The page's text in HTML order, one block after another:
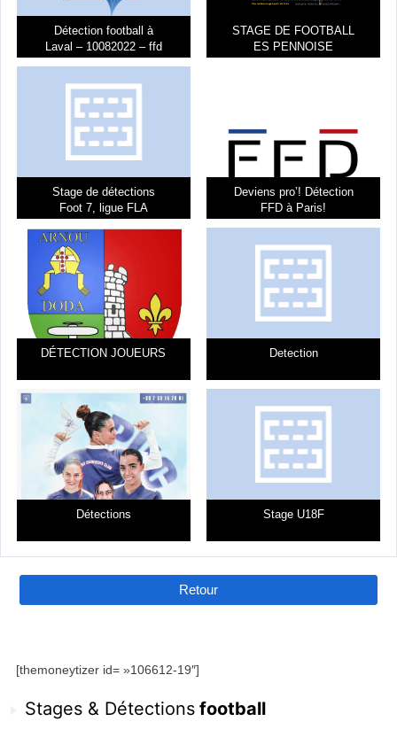
Détection football à
Laval – 10082022 – ffd
STAGE DE FOOTBALL
ES PENNOISE
Stage de détections
Foot 7, ligue FLA
Deviens pro’! Détection
FFD à Paris!
DÉTECTION JOUEURS Detection
Détections Stage U18F
Retour
[themoneytizer id= »106612-19″]
Stages & Détectionsfootball